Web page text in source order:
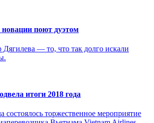
новации поют дуэтом
— то, что так долго искали
итоги 2018 года
состоялось торжественное мероприятие